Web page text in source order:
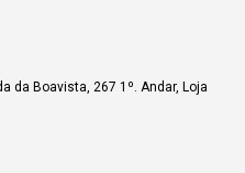
da Boavista, 267 1º. Andar, Loja